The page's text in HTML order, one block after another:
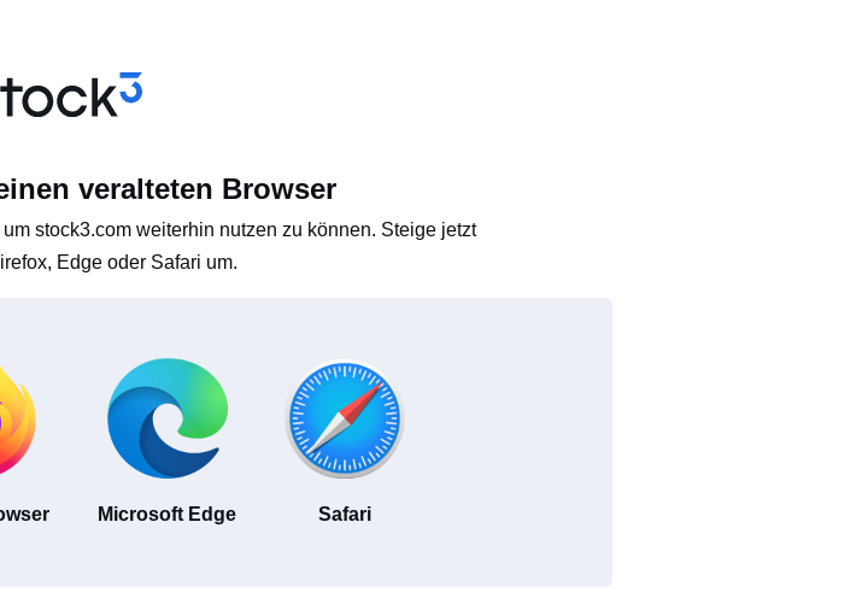
veralteten Browser
stock3.com weiterhin nutzen zu können. Steige jetzt
Edge oder Safari um.
Microsoft Edge Safari